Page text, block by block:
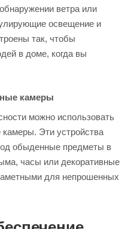
ветра или
освещение и
так, чтобы
в доме, когда вы
камеры
можно использовать
Эти устройства
обыденные предметы в
часы или декоративные
для непрошенных